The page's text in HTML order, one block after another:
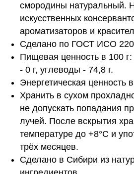
смородины натуральный.
искусственных
ароматизаторов и
Сделано по ГОСТ ИСО
Пищевая ценность в 100
- 0 г, углеводы - 74,8 г.
Энергетическая ценность
Хранить в сухом
не допускать попадания
лучей. После вскрытия
температуре до +8°С и
трёх месяцев.
Сделано в Сибири из